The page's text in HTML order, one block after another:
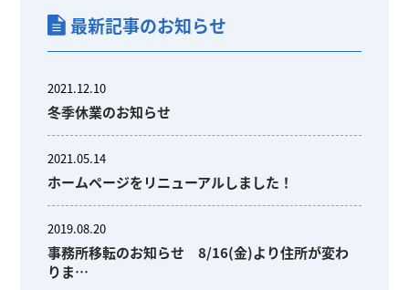
最新記事のお知らせ
2021.12.10
冬季休業のお知らせ
2021.05.14
ホームページをリニューアルしました！
2019.08.20
事務所移転のお知らせ 8/16(金)より住所が変わ
りま…